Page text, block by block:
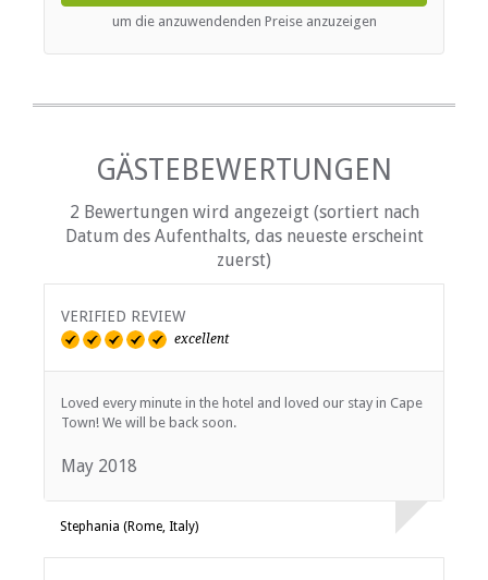
um die anzuwendenden Preise anzuzeigen
GÄSTEBEWERTUNGEN
2 Bewertungen wird angezeigt (sortiert nach
Datum des Aufenthalts, das neueste erscheint
zuerst)
VERIFIED REVIEW
excellent
Loved every minute in the hotel and loved our stay in Cape
Town! We will be back soon.
May 2018
Stephania (Rome, Italy)